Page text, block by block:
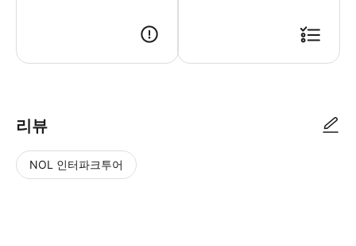
리뷰
NOL 인터파크투어